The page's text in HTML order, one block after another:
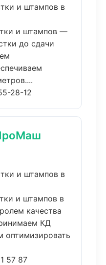
и штампов в
и штампов —
до сдачи
28-12
и штампов в
и штампов в
качества
КД
оптимизировать
57 87